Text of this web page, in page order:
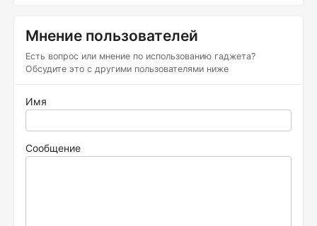
Мнение пользователей
Есть вопрос или мнение по использованию гаджета?
Обсудите это с другими пользователями ниже
Имя
Сообщение